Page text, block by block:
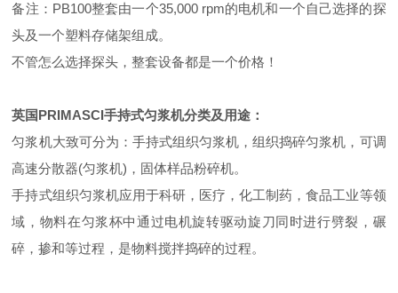
备注：PB100整套由一个35,000 rpm的电机和一个自己选择的探
头及一个塑料存储架组成。
不管怎么选择探头，整套设备都是一个价格！
英国PRIMASCI手持式匀浆机分类及用途：
匀浆机大致可分为：手持式组织匀浆机，组织捣碎匀浆机，可调
高速分散器(匀浆机)，固体样品粉碎机。
手持式组织匀浆机应用于科研，医疗，化工制药，食品工业等领
域，物料在匀浆杯中通过电机旋转驱动旋刀同时进行劈裂，碾
碎，掺和等过程，是物料搅拌捣碎的过程。